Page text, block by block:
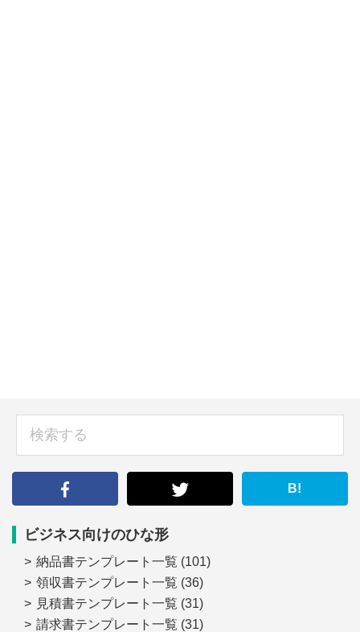
B!
ビジネス向けのひな形
納品書テンプレート一覧 (101)
領収書テンプレート一覧 (36)
見積書テンプレート一覧 (31)
請求書テンプレート一覧 (31)